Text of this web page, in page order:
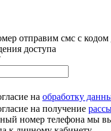
отправим смс с кодом
доступа
на обработку
на получение
номер телефона мы